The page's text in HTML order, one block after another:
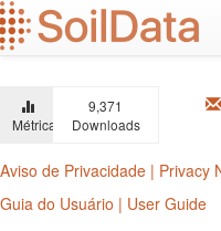
Ir
para
o
principal
Métricas
9,371
Downloads
Aviso de Privacidade | Privacy
Guia do Usuário | User Guide